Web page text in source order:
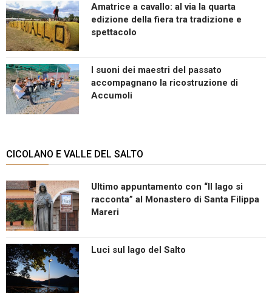
Amatrice a cavallo: al via la quarta
edizione della fiera tra tradizione e
spettacolo
I suoni dei maestri del passato
accompagnano la ricostruzione di
Accumoli
CICOLANO E VALLE DEL SALTO
Ultimo appuntamento con “Il lago si
racconta” al Monastero di Santa Filippa
Mareri
Luci sul lago del Salto